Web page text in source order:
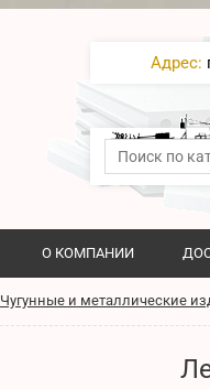
Адрес:
О КОМПАНИИ
Чугунные и металлические